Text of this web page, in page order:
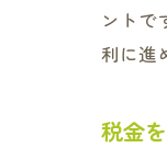
ントで
利に進
税金